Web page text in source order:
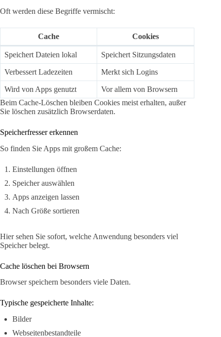
Oft werden diese Begriffe vermischt:
Cache Cookies
Speichert Dateien lokal Speichert Sitzungsdaten
Verbessert Ladezeiten Merkt sich Logins
Wird von Apps genutzt
Vor allem von Browsern
Beim Cache-Löschen bleiben Cookies meist erhalten, außer
Sie löschen zusätzlich Browserdaten.
Speicherfresser erkennen
So finden Sie Apps mit großem Cache:
Einstellungen öffnen
Speicher auswählen
Apps anzeigen lassen
Nach Größe sortieren
Hier sehen Sie sofort, welche Anwendung besonders viel
Speicher belegt.
Cache löschen bei Browsern
Browser speichern besonders viele Daten.
Typische gespeicherte Inhalte:
Bilder
Webseitenbestandteile